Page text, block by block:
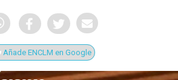
Añade ENCLM en Google